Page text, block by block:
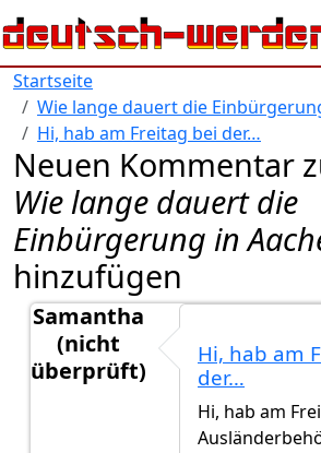
Direkt zum Inhalt
Startseite
Wie lange dauert die
Hi, hab am Freitag bei der…
Neuen Kommentar
Wie lange dauert die
Einbürgerung in
hinzufügen
Samantha
(nicht
überprüft)
Hi, hab am
der…
Hi, hab am